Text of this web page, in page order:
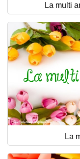
La multi
La